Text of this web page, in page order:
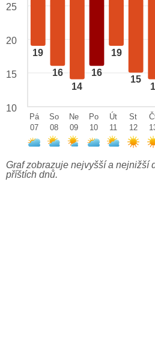
19
16
14
16
19
15
25
20
15
10
Pá
07
So
08
Ne
09
Po
10
Út
11
St
12
Graf zobrazuje nejvyšší a nejnižší
příštích dnů.